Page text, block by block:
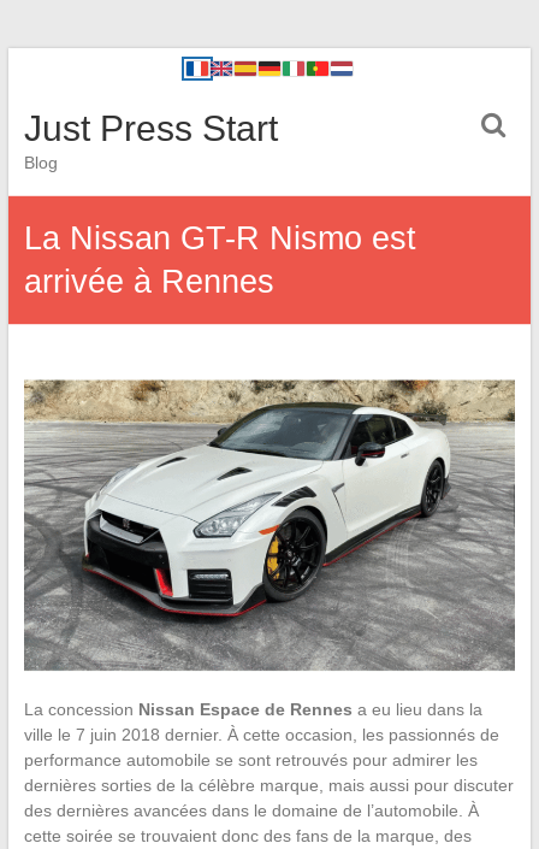
Just Press Start
Blog
La Nissan GT-R Nismo est
arrivée à Rennes
La concession Nissan Espace de Rennes a eu lieu dans la
ville le 7 juin 2018 dernier. À cette occasion, les passionnés de
performance automobile se sont retrouvés pour admirer les
dernières sorties de la célèbre marque, mais aussi pour discuter
des dernières avancées dans le domaine de l’automobile. À
cette soirée se trouvaient donc des fans de la marque, des